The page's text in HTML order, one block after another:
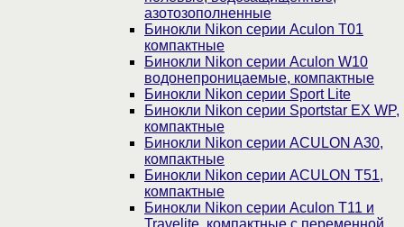
азотозополненные
Бинокли Nikon серии Aculon T01
компактные
Бинокли Nikon серии Aculon W10
водонепроницаемые, компактные
Бинокли Nikon серии Sport Lite
Бинокли Nikon серии Sportstar EX WP,
компактные
Бинокли Nikon серии ACULON A30,
компактные
Бинокли Nikon серии ACULON Т51,
компактные
Бинокли Nikon серии Aculon T11 и